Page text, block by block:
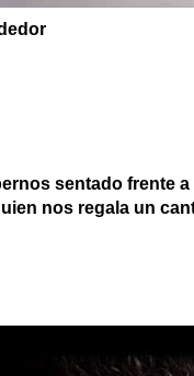
sentado frente
nos regala un